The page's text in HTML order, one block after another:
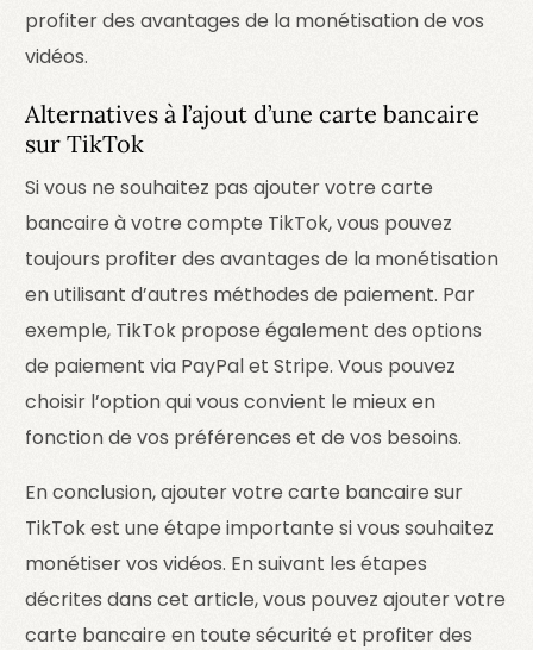
profiter des avantages de la monétisation de vos
vidéos.
Alternatives à l’ajout d’une carte bancaire
sur TikTok
Si vous ne souhaitez pas ajouter votre carte
bancaire à votre compte TikTok, vous pouvez
toujours profiter des avantages de la monétisation
en utilisant d’autres méthodes de paiement. Par
exemple, TikTok propose également des options
de paiement via PayPal et Stripe. Vous pouvez
choisir l’option qui vous convient le mieux en
fonction de vos préférences et de vos besoins.
En conclusion, ajouter votre carte bancaire sur
TikTok est une étape importante si vous souhaitez
monétiser vos vidéos. En suivant les étapes
décrites dans cet article, vous pouvez ajouter votre
carte bancaire en toute sécurité et profiter des